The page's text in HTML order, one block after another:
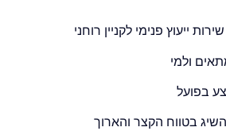
ייעוץ פנימי לקניין רוחני
ולמי
בפועל
בטווח הקצר והארוך